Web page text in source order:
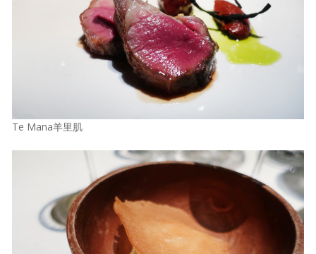
Te Mana羊里肌